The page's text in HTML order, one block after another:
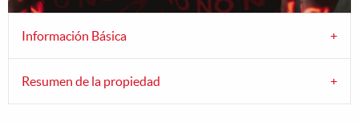
Información Básica
Resumen de la propiedad